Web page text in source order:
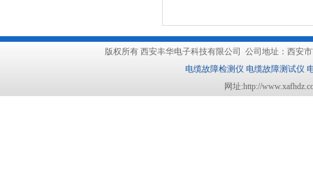
版权所有 西安丰华电子科技有限公司
公司地址：西安市
电缆故障检测仪 电缆故障测试仪
网址:http://